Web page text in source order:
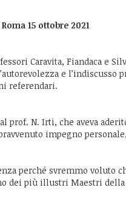
Roma 15 ottobre 2021
Caravita, Fiandaca e
e l’indiscusso
referendari.
prof. N. Irti, che aveva
impegno
perché svremmo voluto
dei più illustri Maestri